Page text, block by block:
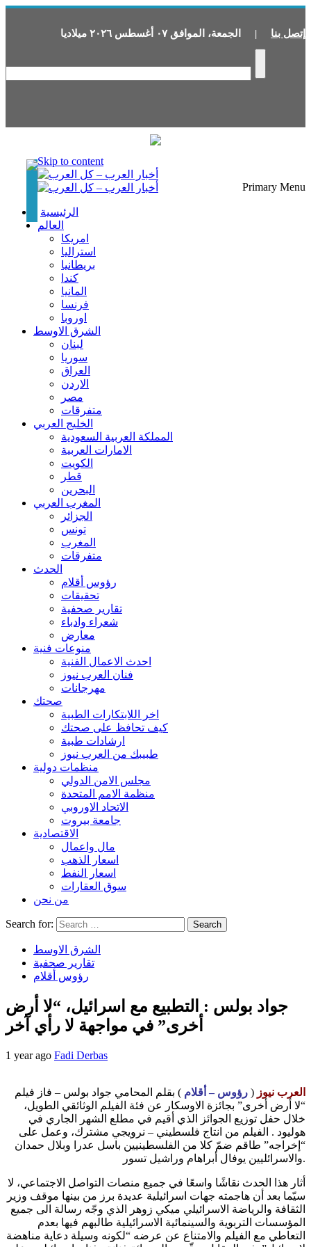
إتصل بنا | الجمعة، الموافق ٠٧ أغسطس ٢٠٢٦ ميلاديا
Skip to content
Primary Menu
الرئيسية
العالم
امريكا
استراليا
بريطانيا
كندا
المانيا
فرنسا
اوروبا
الشرق الاوسط
لبنان
سوريا
العراق
الاردن
مصر
متفرقات
الخليج العربي
المملكة العربية السعودية
الامارات العربية
الكويت
قطر
البحرين
المغرب العربي
الجزائر
تونس
المغرب
متفرقات
الحدث
رؤوس أقلام
تحقيقات
تقارير صحفية
شعراء وادباء
معارض
منوعات فنية
احدث الاعمال الفنية
فنان العرب نيوز
مهرجانات
صحتك
اخر اللابتكارات الطبية
كيف تحافظ على صحتك
ارشادات طبية
طبيبك من العرب نيوز
منظمات دولية
مجلس الامن الدولي
منظمة الامم المتحدة
الاتحاد الاوروبي
جامعة بيروت
الاقتصادية
مال واعمال
اسعار الذهب
اسعار النفط
سوق العقارات
من نحن
Search for:
الشرق الاوسط
تقارير صحفية
رؤوس أقلام
جواد بولس : التطبيع مع اسرائيل، “لا أرض
أخرى” في مواجهة لا رأي آخر
1 year ago Fadi Derbas
العرب نيوز ( رؤوس – أقلام ) بقلم المحامي جواد بولس – فاز فيلم
“لا أرض أخرى” بجائزة الاوسكار عن فئة الفيلم الوثائقي الطويل،
خلال حفل توزيع الجوائز الذي أقيم في مطلع الشهر الجاري في
هوليود . الفيلم من انتاج فلسطيني – نرويجي مشترك، وعمل على
“إخراجه” طاقم ضمّ كلا من الفلسطينيين باسل عدرا وبلال حمدان
والاسرائليين يوفال أبراهام وراشيل تسور.
أثار هذا الحدث نقاشًا واسعًا في جميع منصات التواصل الاجتماعي، لا
سيّما بعد أن هاجمته جهات اسرائيلية عديدة برز من بينها موقف وزير
الثقافة والرياضة الاسرائيلي ميكي زوهر الذي وجّه رسالة الى جميع
المؤسسات التربوية والسينمائية الاسرائيلية طالبهم فيها بعدم
التعاطي مع الفيلم والامتناع عن عرضه “لكونه وسيلة دعاية مناهضة